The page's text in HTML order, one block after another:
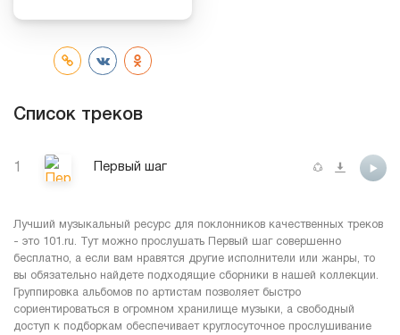
Список треков
1 Первый шаг
Лучший музыкальный ресурс для поклонников качественных треков
- это 101.ru. Тут можно прослушать Первый шаг совершенно
бесплатно, а если вам нравятся другие исполнители или жанры, то
вы обязательно найдете подходящие сборники в нашей коллекции.
Группировка альбомов по артистам позволяет быстро
сориентироваться в огромном хранилище музыки, а свободный
доступ к подборкам обеспечивает круглосуточное прослушивание